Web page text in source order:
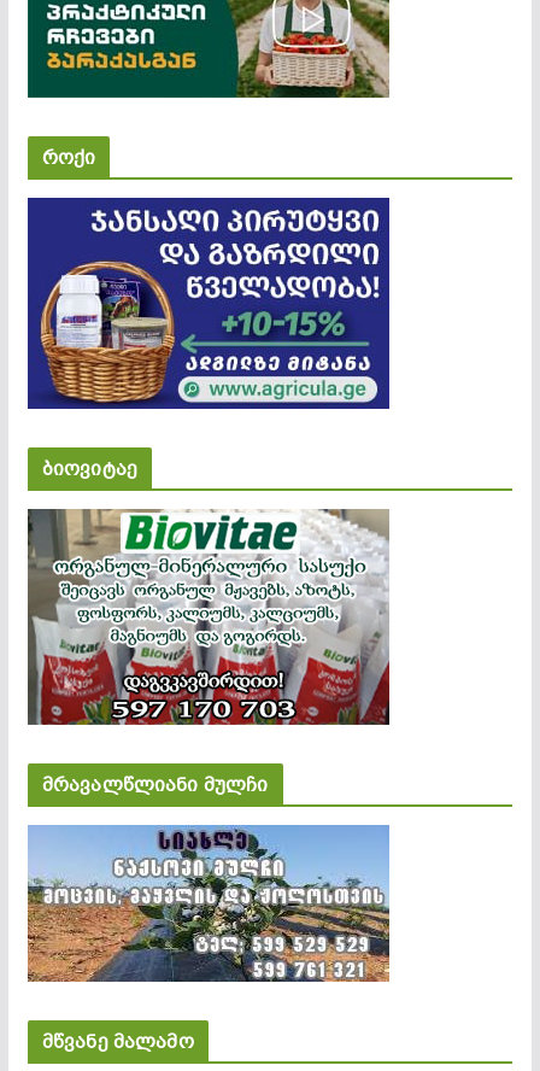
როქი
ბიოვიტაე
მრავალწლიანი მულჩი
მწვანე მალამო